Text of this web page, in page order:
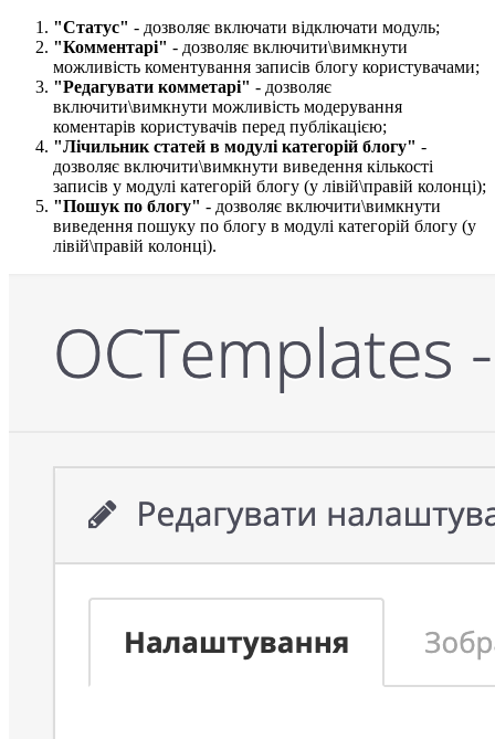
"Статус" - дозволяє включати відключати модуль;
"Комментарі" - дозволяє включити\вимкнути
можливість коментування записів блогу користувачами;
"Редагувати комметарі​" - дозволяє
включити\вимкнути можливість модерування
коментарів користувачів перед публікацією;
"Лічильник статей в модулі категорій блогу​" -
дозволяє включити\вимкнути виведення кількості
записів у модулі категорій блогу (у лівій\правій колонці);
"Пошук по блогу​" - дозволяє включити\вимкнути
виведення пошуку по блогу в модулі категорій блогу (у
лівій\правій колонці).